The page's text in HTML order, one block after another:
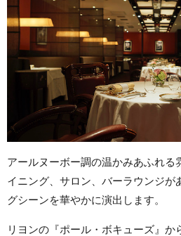
アールヌーボー調の温かみあふれる
イニング、サロン、バーラウンジが
グシーンを華やかに演出します。
リヨンの『ポール・ボキューズ』か